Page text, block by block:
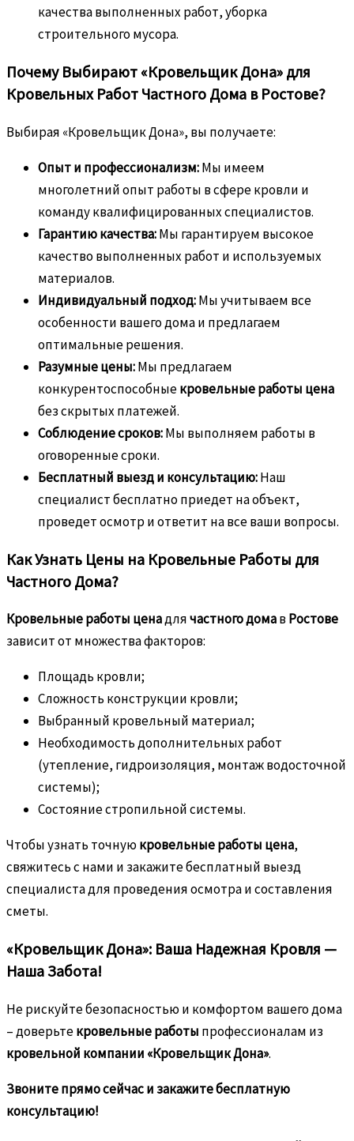
качества выполненных работ, уборка
строительного мусора.
Почему Выбирают «Кровельщик Дона» для
Кровельных Работ Частного Дома в Ростове?
Выбирая «Кровельщик Дона», вы получаете:
Опыт и профессионализм:Мы имеем
многолетний опыт работы в сфере кровли и
команду квалифицированных специалистов.
Гарантию качества:Мы гарантируем высокое
качество выполненных работ и используемых
материалов.
Индивидуальный подход:Мы учитываем все
особенности вашего дома и предлагаем
оптимальные решения.
Разумные цены:Мы предлагаем
конкурентоспособныекровельные работы цена
без скрытых платежей.
Соблюдение сроков:Мы выполняем работы в
оговоренные сроки.
Бесплатный выезд и консультацию:Наш
специалист бесплатно приедет на объект,
проведет осмотр и ответит на все ваши вопросы.
Как Узнать Цены на Кровельные Работы для
Частного Дома?
Кровельные работы ценадлячастного домав Ростове
зависит от множества факторов:
Площадь кровли;
Сложность конструкции кровли;
Выбранный кровельный материал;
Необходимость дополнительных работ
(утепление, гидроизоляция, монтаж водосточной
системы);
Состояние стропильной системы.
Чтобы узнать точнуюкровельные работы цена,
свяжитесь с нами и закажите бесплатный выезд
специалиста для проведения осмотра и составления
сметы.
«Кровельщик Дона»: Ваша Надежная Кровля —
Наша Забота!
Не рискуйте безопасностью и комфортом вашего дома
– доверьтекровельные работы профессионалам из
кровельной компании «Кровельщик Дона».
Звоните прямо сейчас и закажите бесплатную
консультацию!